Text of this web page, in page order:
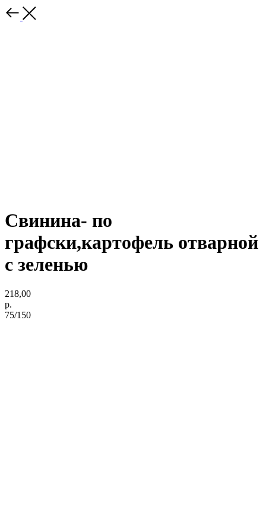
Свинина- по
графски,картофель отварной
с зеленью
218,00
р.
75/150